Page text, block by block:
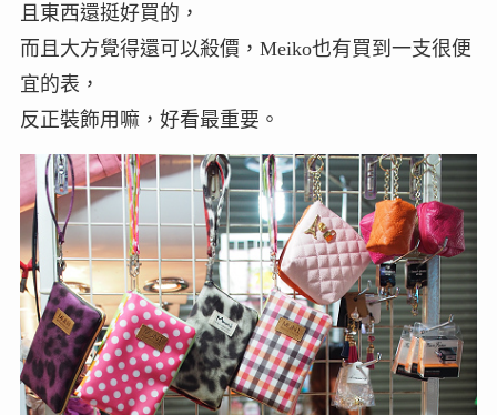
且東西還挺好買的，
而且大方覺得還可以殺價，Meiko也有買到一支很便
宜的表，
反正裝飾用嘛，好看最重要。